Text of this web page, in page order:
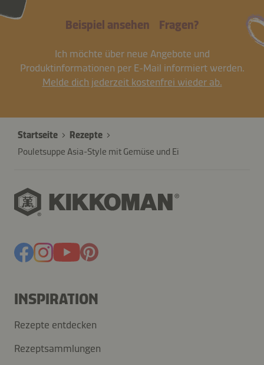
Beispiel ansehen Fragen?
Ich möchte über neue Angebote und
Produktinformationen per E-Mail informiert werden.
Melde dich jederzeit kostenfrei wieder ab.
Startseite
Rezepte
Pouletsuppe Asia-Style mit Gemüse und Ei
INSPIRATION
Rezepte entdecken
Rezeptsammlungen